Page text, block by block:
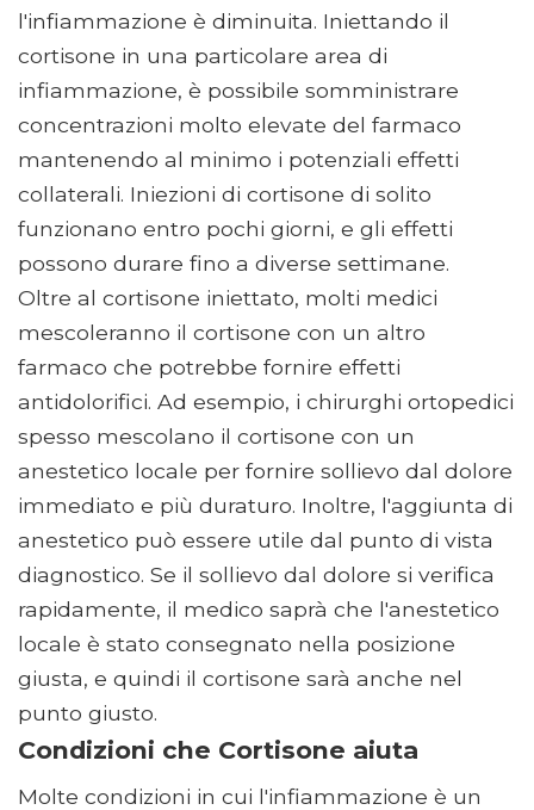
l'infiammazione è diminuita. Iniettando il
cortisone in una particolare area di
infiammazione, è possibile somministrare
concentrazioni molto elevate del farmaco
mantenendo al minimo i potenziali effetti
collaterali. Iniezioni di cortisone di solito
funzionano entro pochi giorni, e gli effetti
possono durare fino a diverse settimane.
Oltre al cortisone iniettato, molti medici
mescoleranno il cortisone con un altro
farmaco che potrebbe fornire effetti
antidolorifici. Ad esempio, i chirurghi ortopedici
spesso mescolano il cortisone con un
anestetico locale per fornire sollievo dal dolore
immediato e più duraturo. Inoltre, l'aggiunta di
anestetico può essere utile dal punto di vista
diagnostico. Se il sollievo dal dolore si verifica
rapidamente, il medico saprà che l'anestetico
locale è stato consegnato nella posizione
giusta, e quindi il cortisone sarà anche nel
punto giusto.
Condizioni che Cortisone aiuta
Molte condizioni in cui l'infiammazione è un